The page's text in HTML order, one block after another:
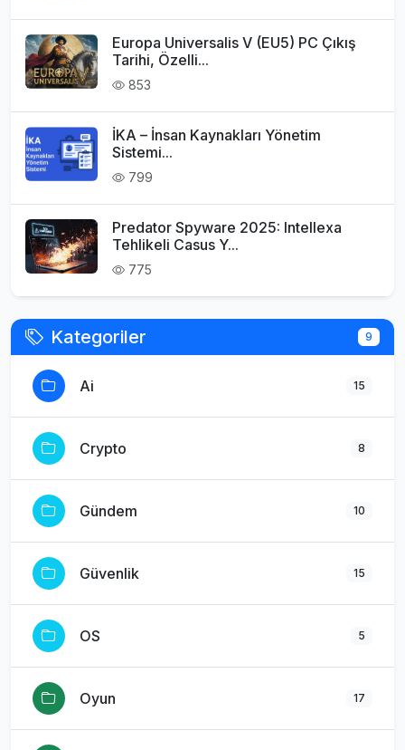
Europa Universalis V (EU5) PC Çıkış
Tarihi, Özelli...
853
İKA – İnsan Kaynakları Yönetim
Sistemi...
799
Predator Spyware 2025: Intellexa
Tehlikeli Casus Y...
775
Kategoriler 9
Ai 15
Crypto 8
Gündem 10
Güvenlik 15
OS 5
Oyun 17